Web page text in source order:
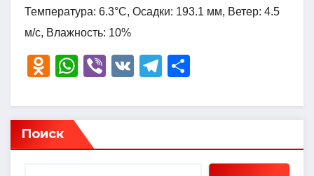
Температура: 6.3°C, Осадки: 193.1 мм, Ветер: 4.5
м/с, Влажность: 10%
O
n
o
kl
W
at
s
A
Vi
er
V
T
e
a
р
в
Поиск